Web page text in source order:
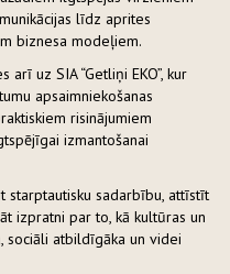
līdz aprites
biznesa modeļiem.
uz SIA “Getliņi EKO”, kur
apsaimniekošanas
risinājumiem
izmantošanai
starptautisku sadarbību, attīstīt
izpratni par to, kā kultūras un
atbildīgāka un videi